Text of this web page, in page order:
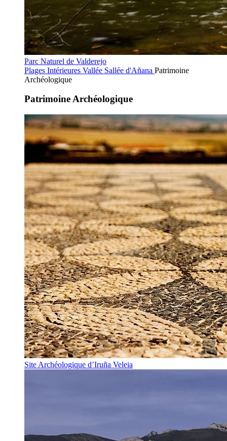
Parc Naturel de Valderejo
Plages Intérieures Vallée Sallée d'Añana Patrimoine
Archéologique
Patrimoine Archéologique
Site Archéologique d’Iruña Veleia